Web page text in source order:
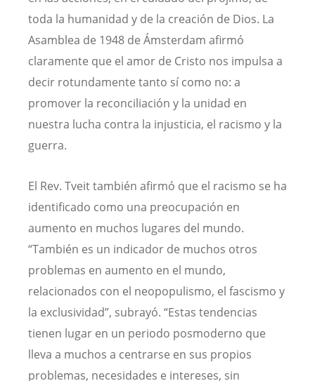
toda la humanidad y de la creación de Dios. La
Asamblea de 1948 de Ámsterdam afirmó
claramente que el amor de Cristo nos impulsa a
decir rotundamente tanto sí como no: a
promover la reconciliación y la unidad en
nuestra lucha contra la injusticia, el racismo y la
guerra.
El Rev. Tveit también afirmó que el racismo se ha
identificado como una preocupación en
aumento en muchos lugares del mundo.
“También es un indicador de muchos otros
problemas en aumento en el mundo,
relacionados con el neopopulismo, el fascismo y
la exclusividad”, subrayó. “Estas tendencias
tienen lugar en un periodo posmoderno que
lleva a muchos a centrarse en sus propios
problemas, necesidades e intereses, sin